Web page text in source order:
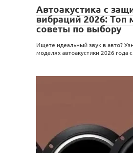
Автоакустика с
вибраций 2026: Топ
советы по выбору
Ищете идеальный звук в авто?
моделях автоакустики 2026 года